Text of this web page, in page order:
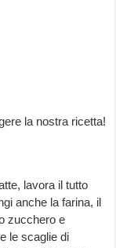
la nostra ricetta!
lavora il tutto
anche la farina, il
zucchero e
le scaglie di